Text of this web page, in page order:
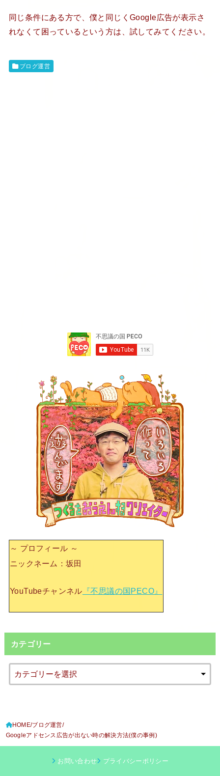
同じ条件にある方で、僕と同じくGoogle広告が表示さ
れなくて困っているという方は、試してみてください。
ブログ運営
～ プロフィール ～
ニックネーム：坂田
YouTubeチャンネル 『不思議の国PECO』
カテゴリー
HOME ブログ運営
Googleアドセンス広告が出ない時の解決方法(僕の事例)
お問い合わせ プライバシーポリシー